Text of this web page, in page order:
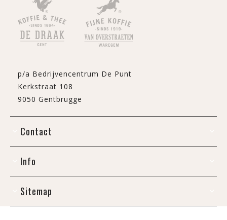
p/a Bedrijvencentrum De Punt
Kerkstraat 108
9050 Gentbrugge
Contact
Info
Sitemap